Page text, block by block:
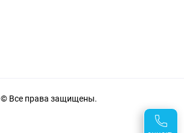
© Все права защищены.